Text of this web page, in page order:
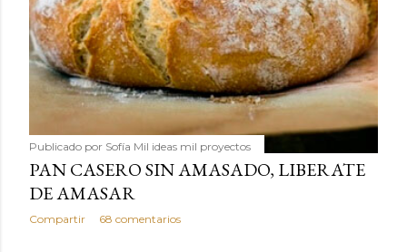
Publicado por Sofía Mil ideas mil proyectos
PAN CASERO SIN AMASADO, LIBERATE
DE AMASAR
Compartir 68 comentarios